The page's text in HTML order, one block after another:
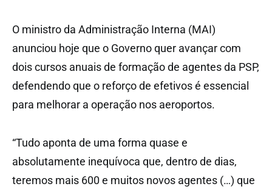
O ministro da Administração Interna (MAI)
anunciou hoje que o Governo quer avançar com
dois cursos anuais de formação de agentes da PSP,
defendendo que o reforço de efetivos é essencial
para melhorar a operação nos aeroportos.
“Tudo aponta de uma forma quase e
absolutamente inequívoca que, dentro de dias,
teremos mais 600 e muitos novos agentes (…) que